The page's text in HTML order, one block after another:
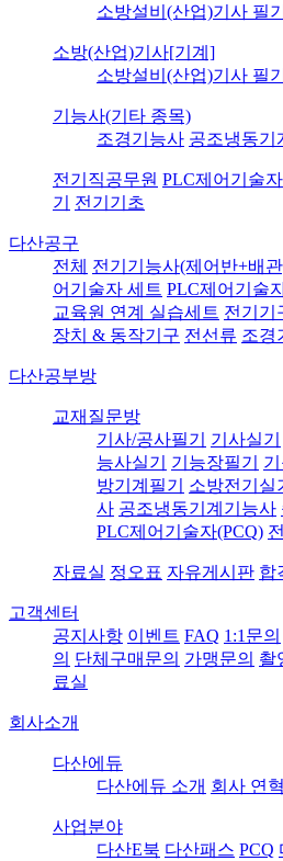
소방설비(산업)기사 필기
소방(산업)기사[기계]
소방설비(산업)기사 필기
기능사(기타 종목)
조경기능사 공조냉동기
전기직공무원 PLC제어기술
기
전기기초
다산공구
전체 전기기능사(제어반+배
어기술자 세트 PLC제어기술
교육원 연계 실습세트 전기기
장치 & 동작기구 전선류 조경
다산공부방
교재질문방
기사/공사필기
기사실기
능사실기
기능장필기
방기계필기
소방전기실
사 공조냉동기계기능사
PLC제어기술자(PCQ)
자료실 정오표 자유게시판 합
고객센터
공지사항 이벤트 FAQ 1:1문의
의 단체구매문의 가맹문의 촬
료실
회사소개
다산에듀
다산에듀 소개 회사 연혁
사업분야
다산E북 다산패스 PCQ